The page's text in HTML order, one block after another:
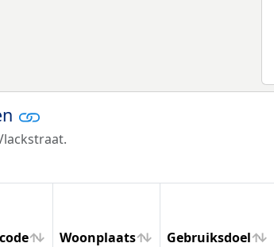
Woonplaats Gebruiksdoel